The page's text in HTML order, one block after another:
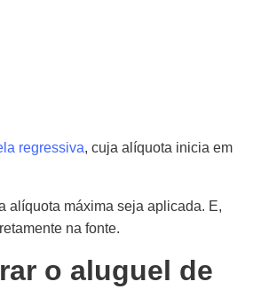
regressiva, cuja alíquota inicia em
alíquota máxima seja aplicada. E,
na fonte.
o aluguel de